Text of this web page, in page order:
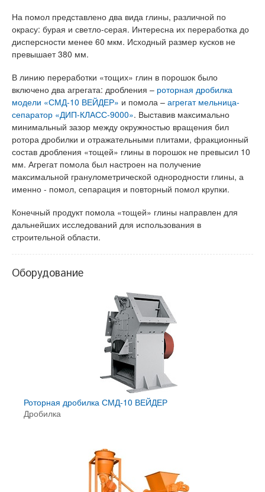
На помол представлено два вида глины, различной по
окрасу: бурая и светло-серая. Интересна их переработка до
дисперсности менее 60 мкм. Исходный размер кусков не
превышает 380 мм.
В линию переработки «тощих» глин в порошок было
включено два агрегата: дробления – роторная дробилка
модели «СМД-10 ВЕЙДЕР» и помола – агрегат мельница-
сепаратор «ДИП-КЛАСС-9000». Выставив максимально
минимальный зазор между окружностью вращения бил
ротора дробилки и отражательными плитами, фракционный
состав дробления «тощей» глины в порошок не превысил 10
мм. Агрегат помола был настроен на получение
максимальной гранулометрической однородности глины, а
именно - помол, сепарация и повторный помол крупки.
Конечный продукт помола «тощей» глины направлен для
дальнейших исследований для использования в
строительной области.
Оборудование
Роторная дробилка СМД-10 ВЕЙДЕР
Дробилка